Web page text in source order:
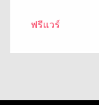
ฟรีแวร์